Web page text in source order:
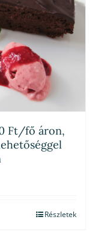
Ft/fő áron,
Részletek